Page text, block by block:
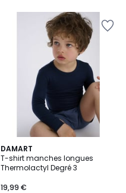
DAMART
T-shirt manches longues
Thermolactyl Degré 3
19,99 €